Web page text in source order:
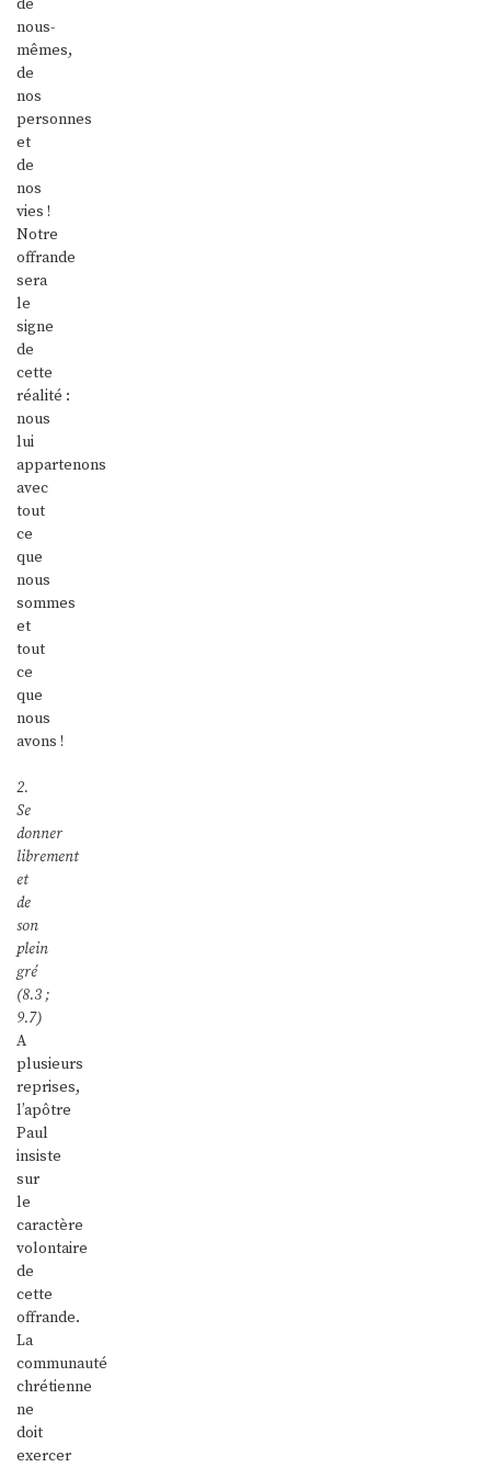
de
nous-
mêmes,
de
nos
personnes
et
de
nos
vies !
Notre
offrande
sera
le
signe
de
cette
réalité :
nous
lui
appartenons
avec
tout
ce
que
nous
sommes
et
tout
ce
que
nous
avons !
2.
Se
donner
librement
et
de
son
plein
gré
(8.3 ;
9.7)
A
plusieurs
reprises,
l’apôtre
Paul
insiste
sur
le
caractère
volontaire
de
cette
offrande.
La
communauté
chrétienne
ne
doit
exercer